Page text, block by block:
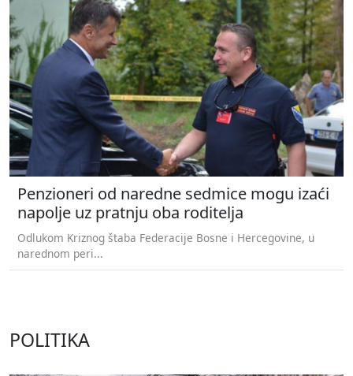
Penzioneri od naredne sedmice mogu izaći
napolje uz pratnju oba roditelja
Odlukom Kriznog štaba Federacije Bosne i Hercegovine, u
narednom peri...
POLITIKA